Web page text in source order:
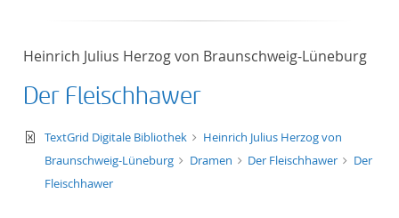
Heinrich Julius Herzog von Braunschweig-Lüneburg
Der Fleischhawer
text/xml
TextGrid Digitale Bibliothek
Heinrich Julius Herzog von
Braunschweig-Lüneburg
Dramen Der Fleischhawer
Der
Fleischhawer